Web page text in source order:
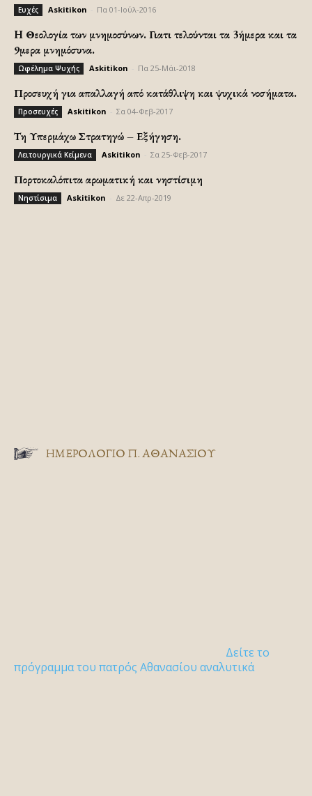
Ευχές Askitikon Πα 01-Ιούλ-2016
H Θεολογία των μνημοσύνων. Γιατι τελούνται τα 3ήμερα και τα
9μερα μνημόσυνα.
Ωφέλημα Ψυχής Askitikon Πα 25-Μάι-2018
Προσευχή για απαλλαγή από κατάθλιψη και ψυχικά νοσήματα.
Προσευχές Askitikon Σα 04-Φεβ-2017
Τη Υπερμάχω Στρατηγώ – Εξήγηση.
Λειτουργικά Κείμενα Askitikon Σα 25-Φεβ-2017
Πορτοκαλόπιτα αρωματική και νηστίσιμη
Νηστίσιμα Askitikon Δε 22-Απρ-2019
ΗΜΕΡΟΛΟΓΙΟ Π. ΑΘΑΝΑΣΙΟΥ
Δείτε το
πρόγραμμα του πατρός Αθανασίου αναλυτικά